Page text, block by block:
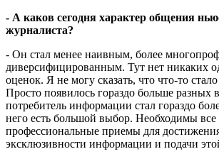
- А каков сегодня характер общения
журналиста?
- Он стал менее наивным, более
диверсифицированным. Тут нет никаких
оценок. Я не могу сказать, что что-то
Просто появилось гораздо больше разных
потребитель информации стал гораздо
него есть большой выбор. Необходимы
профессиональные приемы для
эксклюзивности информации и подачи